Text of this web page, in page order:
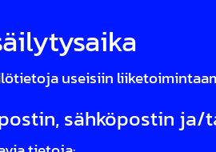
useisiin
sähköpostin